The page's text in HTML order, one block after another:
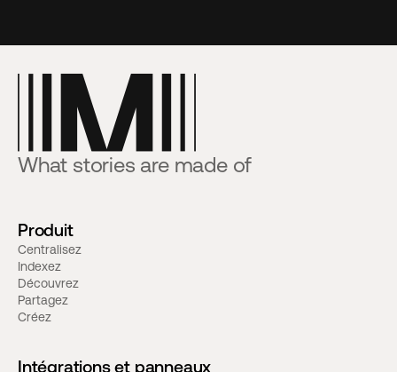
What stories are made of
Produit
Centralisez
Indexez
Découvrez
Partagez
Créez
Intégrations et panneaux